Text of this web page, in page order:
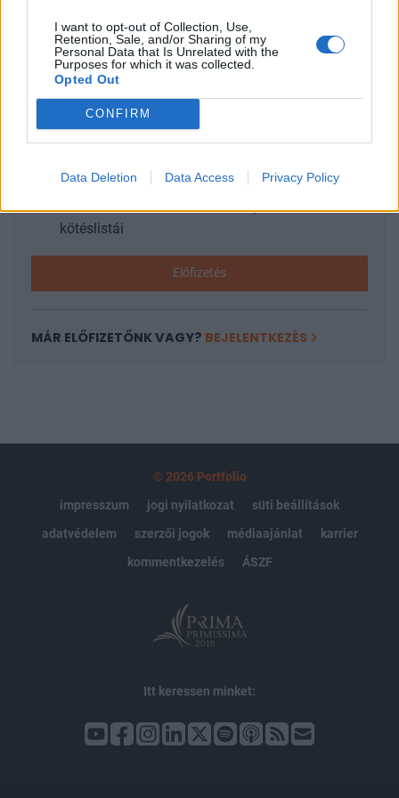
I want to opt-out of Collection, Use,
Retention, Sale, and/or Sharing of my
Personal Data that Is Unrelated with the
Purposes for which it was collected.
Opted Out
CONFIRM
Data Deletion Data Access Privacy Policy
KEDVES OLVASÓNK!
A keresett cikk a portfolio.hu hírarchívumához
tartozik, melynek olvasása előfizetéses
regisztrációhoz kötött.
Portfolio.hu teljes cikkarchívum
kötéslistái
Előfizetés
MÁR ELŐFIZETŐNK VAGY? BEJELENTKEZÉS
© 2026 Portfolio
impresszum
jogi nyilatkozat
süti beállítások
adatvédelem
szerzői jogok médiaajánlat
karrier
kommentkezelés
ÁSZF
Itt keressen minket: